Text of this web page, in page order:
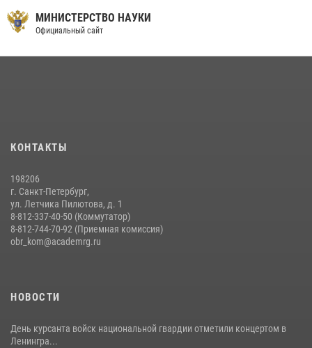
14 июля 2026, 14:09 9
МИНИСТЕРСТВО НАУКИ
Официальный сайт
КОНТАКТЫ
198206
г. Санкт-Петербург,
ул. Летчика Пилютова, д. 1
8-812-337-40-50 (Коммутатор)
8-812-744-70-92 (Приемная комиссия)
obr_kom@academrg.ru
НОВОСТИ
День курсанта войск национальной гвардии отметили концертом в
Ленингра...